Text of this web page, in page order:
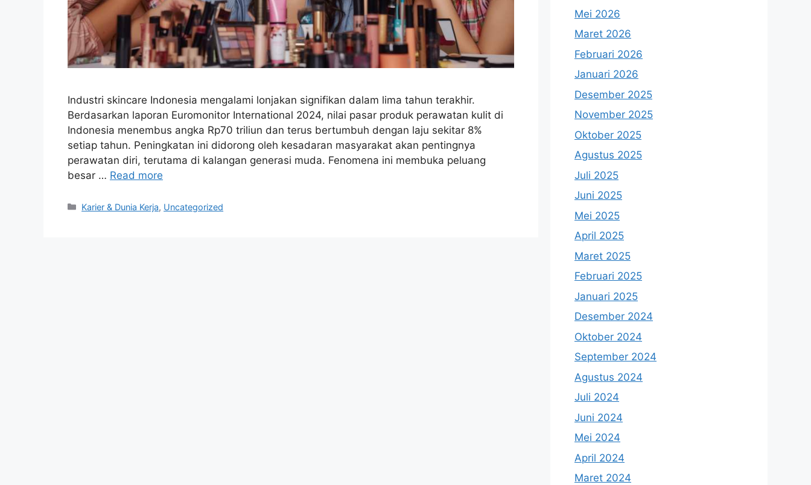
Industri skincare Indonesia mengalami lonjakan signifikan dalam lima tahun terakhir.
Berdasarkan laporan Euromonitor International 2024, nilai pasar produk perawatan kulit di
Indonesia menembus angka Rp70 triliun dan terus bertumbuh dengan laju sekitar 8%
setiap tahun. Peningkatan ini didorong oleh kesadaran masyarakat akan pentingnya
perawatan diri, terutama di kalangan generasi muda. Fenomena ini membuka peluang
besar … Read more
Kategori
Karier & Dunia Kerja, Uncategorized
Mei 2026
Maret 2026
Februari 2026
Januari 2026
Desember 2025
November 2025
Oktober 2025
Agustus 2025
Juli 2025
Juni 2025
Mei 2025
April 2025
Maret 2025
Februari 2025
Januari 2025
Desember 2024
Oktober 2024
September 2024
Agustus 2024
Juli 2024
Juni 2024
Mei 2024
April 2024
Maret 2024